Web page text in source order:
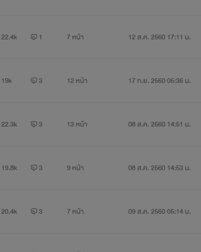
22.4k 1 7 หน้า 12 ส.ค. 2560 17:11 น.
19k 3 12 หน้า 17 ก.ย. 2560 05:36 น.
22.3k 3 13 หน้า 08 ส.ค. 2560 14:51 น.
19.8k 3 9 หน้า 08 ส.ค. 2560 14:53 น.
20.4k 3 7 หน้า 09 ส.ค. 2560 05:14 น.